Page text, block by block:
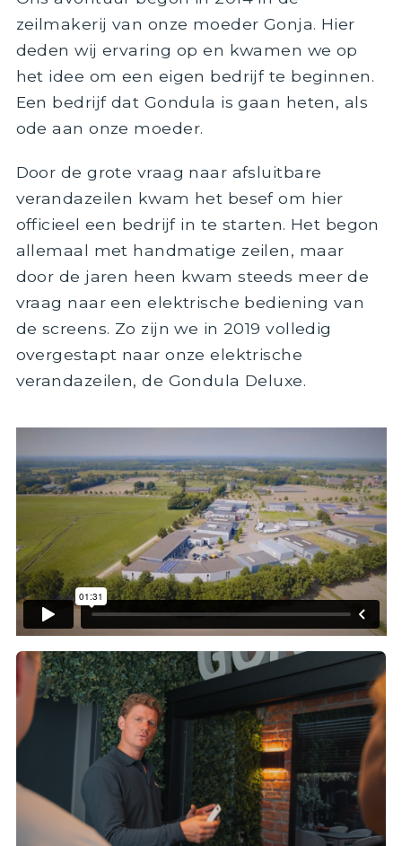
zeilmakerij van onze moeder Gonja. Hier
deden wij ervaring op en kwamen we op
het idee om een eigen bedrijf te beginnen.
Een bedrijf dat Gondula is gaan heten, als
ode aan onze moeder.
Door de grote vraag naar afsluitbare
verandazeilen kwam het besef om hier
officieel een bedrijf in te starten. Het begon
allemaal met handmatige zeilen, maar
door de jaren heen kwam steeds meer de
vraag naar een elektrische bediening van
de screens. Zo zijn we in 2019 volledig
overgestapt naar onze elektrische
verandazeilen, de Gondula Deluxe.